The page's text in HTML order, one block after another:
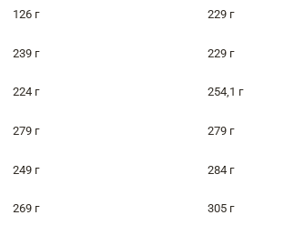
126 г 229 г
239 г 229 г
224 г 254,1 г
279 г 279 г
249 г 284 г
269 г 305 г